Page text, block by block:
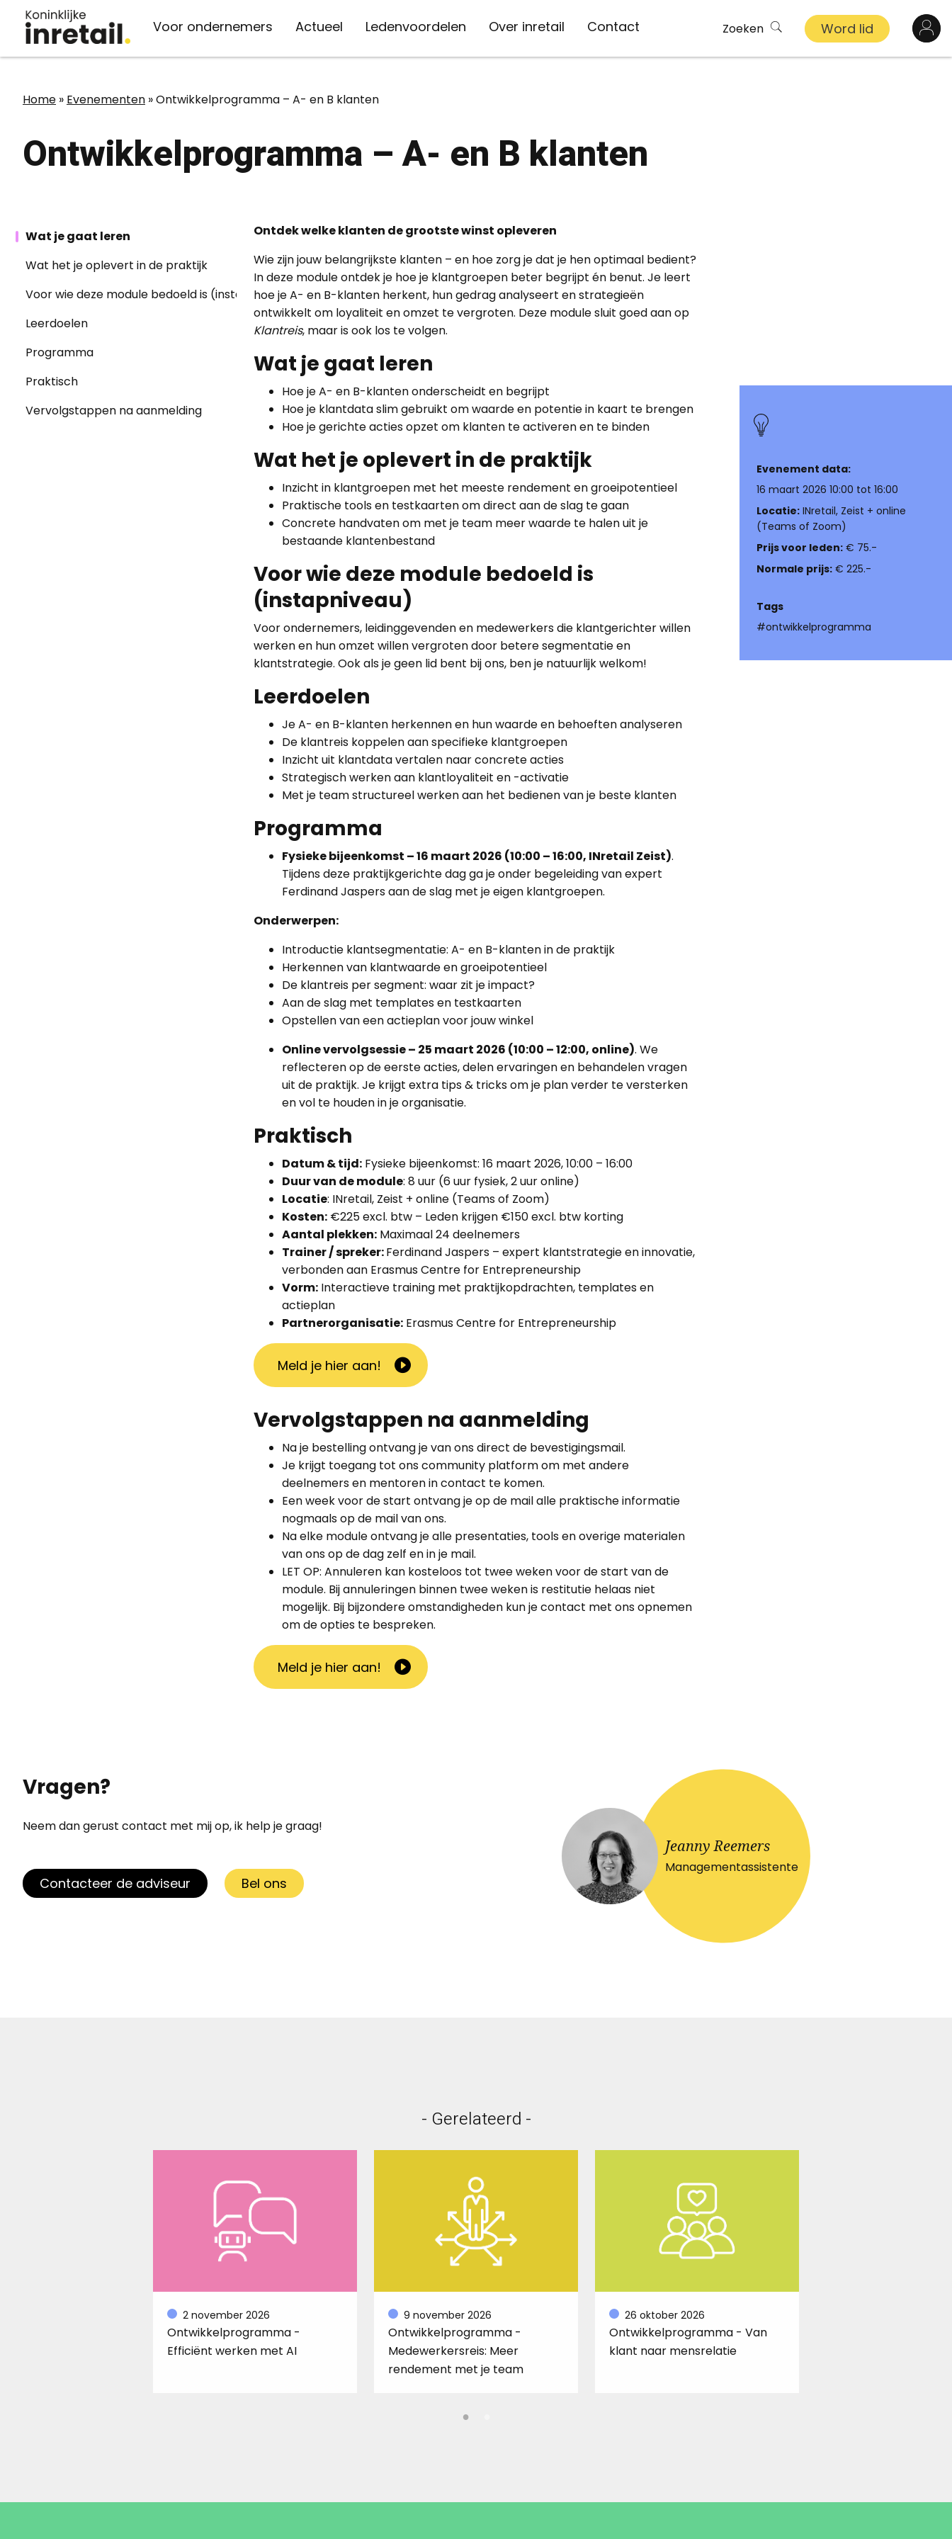
Voor ondernemers Actueel Ledenvoordelen Over inretail Contact Zoeken Word lid
Kennis
Advies
Jouw branche
Wonen
Tuin
Starter
Werk in de Winkel
inretail academy
Actueel
Evenementen
Midden-Oosten
Thema's
Arbeidsmarkt
meegeeft?
Energie besparen,
lasten
Vaste lasten
Energie
Overig
Digitaal en online
Onderzoek
Organisatie
Belangenbehartiging
Werken bij inretail
Contact
info@inretail.nl
Twitter
YouTube
Home » Evenementen »Ontwikkelprogramma – A- en B klanten
Ontwikkelprogramma – A- en B klanten
Ontdek welke klanten de grootste winst opleveren
Wie zijn jouw belangrijkste klanten – en hoe zorg je dat je hen optimaal bedient?
In deze module ontdek je hoe je klantgroepen beter begrijpt én benut. Je leert
hoe je A- en B-klanten herkent, hun gedrag analyseert en strategieën
ontwikkelt om loyaliteit en omzet te vergroten. Deze module sluit goed aan op
Klantreis, maar is ook los te volgen.
Wat je gaat leren
Hoe je A- en B-klanten onderscheidt en begrijpt
Hoe je klantdata slim gebruikt om waarde en potentie in kaart te brengen
Hoe je gerichte acties opzet om klanten te activeren en te binden
Wat het je oplevert in de praktijk
Inzicht in klantgroepen met het meeste rendement en groeipotentieel
Praktische tools en testkaarten om direct aan de slag te gaan
Concrete handvaten om met je team meer waarde te halen uit je
bestaande klantenbestand
Voor wie deze module bedoeld is
(instapniveau)
Voor ondernemers, leidinggevenden en medewerkers die klantgerichter willen
werken en hun omzet willen vergroten door betere segmentatie en
klantstrategie. Ook als je geen lid bent bij ons, ben je natuurlijk welkom!
Leerdoelen
Je A- en B-klanten herkennen en hun waarde en behoeften analyseren
De klantreis koppelen aan specifieke klantgroepen
Inzicht uit klantdata vertalen naar concrete acties
Strategisch werken aan klantloyaliteit en -activatie
Met je team structureel werken aan het bedienen van je beste klanten
Programma
Fysieke bijeenkomst – 16 maart 2026 (10:00 – 16:00, INretail Zeist).
Tijdens deze praktijkgerichte dag ga je onder begeleiding van expert
Ferdinand Jaspers aan de slag met je eigen klantgroepen.
Onderwerpen:
Introductie klantsegmentatie: A- en B-klanten in de praktijk
Herkennen van klantwaarde en groeipotentieel
De klantreis per segment: waar zit je impact?
Aan de slag met templates en testkaarten
Opstellen van een actieplan voor jouw winkel
Online vervolgsessie – 25 maart 2026 (10:00 – 12:00, online). We
reflecteren op de eerste acties, delen ervaringen en behandelen vragen
uit de praktijk. Je krijgt extra tips & tricks om je plan verder te versterken
en vol te houden in je organisatie.
Praktisch
Datum & tijd: Fysieke bijeenkomst: 16 maart 2026, 10:00 – 16:00
Duur van de module: 8 uur (6 uur fysiek, 2 uur online)
Locatie: INretail, Zeist + online (Teams of Zoom)
Kosten: €225 excl. btw – Leden krijgen €150 excl. btw korting
Aantal plekken: Maximaal 24 deelnemers
Trainer / spreker:Ferdinand Jaspers – expert klantstrategie en innovatie,
verbonden aan Erasmus Centre for Entrepreneurship
Vorm: Interactieve training met praktijkopdrachten, templates en
actieplan
Partnerorganisatie: Erasmus Centre for Entrepreneurship
Meld je hier aan!
Vervolgstappen na aanmelding
Na je bestelling ontvang je van ons direct de bevestigingsmail.
Je krijgt toegang tot ons community platform om met andere
deelnemers en mentoren in contact te komen.
Een week voor de start ontvang je op de mail alle praktische informatie
nogmaals op de mail van ons.
Na elke module ontvang je alle presentaties, tools en overige materialen
van ons op de dag zelf en in je mail.
LET OP: Annuleren kan kosteloos tot twee weken voor de start van de
module. Bij annuleringen binnen twee weken is restitutie helaas niet
mogelijk. Bij bijzondere omstandigheden kun je contact met ons opnemen
om de opties te bespreken.
Meld je hier aan!
Wat je gaat leren
Wat het je oplevert in de praktijk
Voor wie deze module bedoeld is (instapniveau)
Leerdoelen
Programma
Praktisch
Vervolgstappen na aanmelding
Vragen?
Neem dan gerust contact met mij op, ik help je graag!
Contacteer de adviseur Bel ons
Jeanny Reemers
Managementassistente
- Gerelateerd -
2 november 2026
Ontwikkelprogramma -
Efficiënt werken met AI
9 november 2026
Ontwikkelprogramma -
Medewerkersreis: Meer
rendement met je team
26 oktober 2026
Ontwikkelprogramma - Van
klant naar mensrelatie
Evenement data:
16 maart 2026 10:00 tot 16:00
Locatie: INretail, Zeist + online
(Teams of Zoom)
Prijs voor leden: € 75.-
Normale prijs: € 225.-
Tags
#ontwikkelprogramma